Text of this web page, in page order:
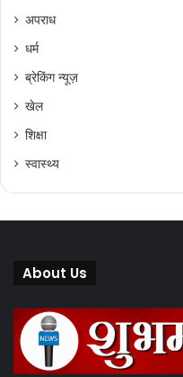
अपराध
धर्म
ब्रेकिंग न्यूज़
खेल
शिक्षा
स्वास्थ्य
About Us